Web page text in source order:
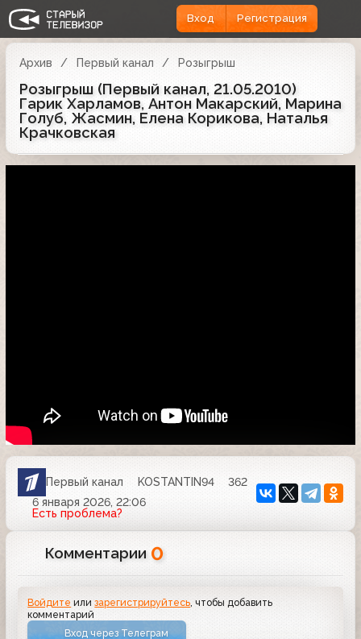
Вход Регистрация
Архив Первый канал Розыгрыш
Розыгрыш (Первый канал, 21.05.2010)
Гарик Харламов, Антон Макарский, Марина
Голуб, Жасмин, Елена Корикова, Наталья
Крачковская
Первый канал KOSTANTIN94
362
6 января 2026, 22:06
Есть проблема?
Комментарии 0
Войдите илизарегистрируйтесь , чтобы добавить
комментарий
Вход через Телеграм